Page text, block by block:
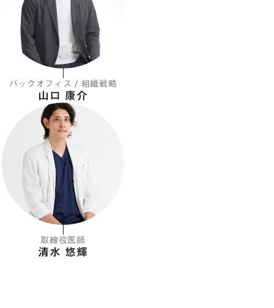
バックオフィス / 組織戦略
山口 康介
取締役医師
清水 悠輝